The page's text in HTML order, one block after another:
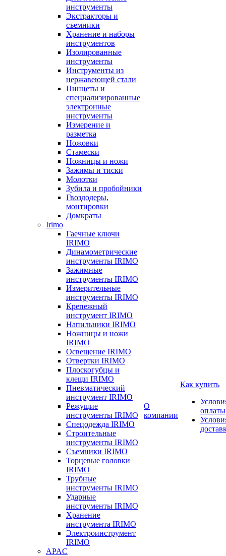
инструменты
Экстракторы и
съемники
Хранение и наборы
инструментов
Изолированные
инструменты
Инструменты из
нержавеющей стали
Пинцеты и
специализированные
электронные
инструменты
Измерение и
разметка
Ножовки
Стамески
Ножницы и ножи
Зажимы и тиски
Молотки
Зубила и пробойники
Гвоздодеры,
монтировки
Домкраты
Irimo
Гаечные ключи
IRIMO
Динамометрические
инструменты IRIMO
Зажимные
инструменты IRIMO
Измерительные
инструменты IRIMO
Крепежный
инструмент IRIMO
Напильники IRIMO
Ножницы и ножи
IRIMO
Освещение IRIMO
Отвертки IRIMO
Плоскогубцы и
клещи IRIMO
Пневматический
инструмент IRIMO
Режущие
инструменты IRIMO
Спецодежда IRIMO
Строительные
инструменты IRIMO
Съемники IRIMO
Торцевые головки
IRIMO
Трубные
инструменты IRIMO
Ударные
инструменты IRIMO
Хранение
инструмента IRIMO
Электроинструмент
IRIMO
APAC
О
компании
Как купить
оплаты